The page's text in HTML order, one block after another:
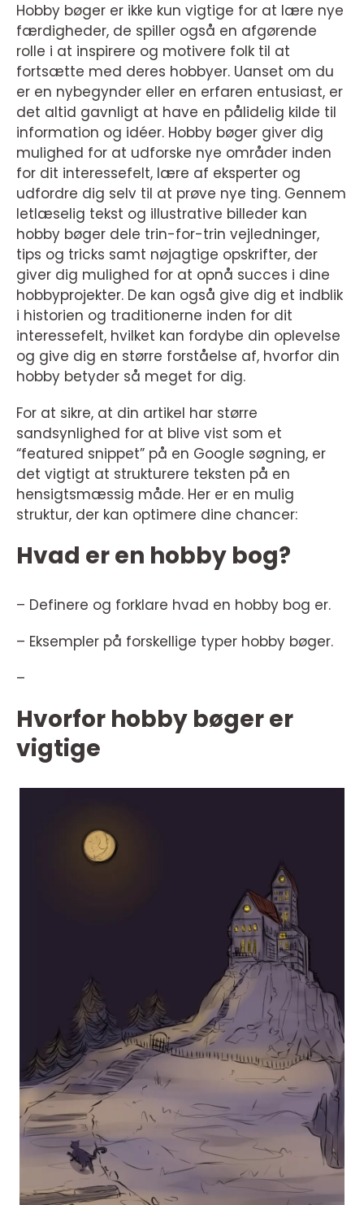
Hobby bøger er ikke kun vigtige for at lære nye
færdigheder, de spiller også en afgørende
rolle i at inspirere og motivere folk til at
fortsætte med deres hobbyer. Uanset om du
er en nybegynder eller en erfaren entusiast, er
det altid gavnligt at have en pålidelig kilde til
information og idéer. Hobby bøger giver dig
mulighed for at udforske nye områder inden
for dit interessefelt, lære af eksperter og
udfordre dig selv til at prøve nye ting. Gennem
letlæselig tekst og illustrative billeder kan
hobby bøger dele trin-for-trin vejledninger,
tips og tricks samt nøjagtige opskrifter, der
giver dig mulighed for at opnå succes i dine
hobbyprojekter. De kan også give dig et indblik
i historien og traditionerne inden for dit
interessefelt, hvilket kan fordybe din oplevelse
og give dig en større forståelse af, hvorfor din
hobby betyder så meget for dig.
For at sikre, at din artikel har større
sandsynlighed for at blive vist som et
“featured snippet” på en Google søgning, er
det vigtigt at strukturere teksten på en
hensigtsmæssig måde. Her er en mulig
struktur, der kan optimere dine chancer:
Hvad er en hobby bog?
– Definere og forklare hvad en hobby bog er.
– Eksempler på forskellige typer hobby bøger.
–
Hvorfor hobby bøger er
vigtige